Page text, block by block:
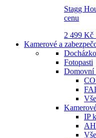
Stagg
cenu
2 499 Kč
Kamerové a
Fotopasti
Domovní
IP